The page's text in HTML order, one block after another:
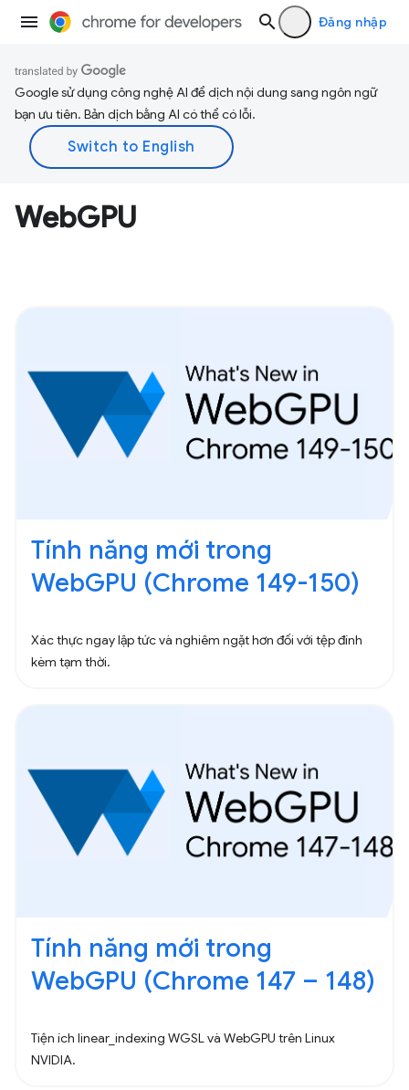
Đăng nhập
Google sử dụng công nghệ AI để dịch nội dung sang ngôn ngữ
bạn ưu tiên. Bản dịch bằng AI có thể có lỗi.
WebGPU
Tính năng mới trong
WebGPU (Chrome 149-150)
Xác thực ngay lập tức và nghiêm ngặt hơn đối với tệp đính
kèm tạm thời.
Tính năng mới trong
WebGPU (Chrome 147 – 148)
Tiện ích linear_indexing WGSL và WebGPU trên Linux
NVIDIA.